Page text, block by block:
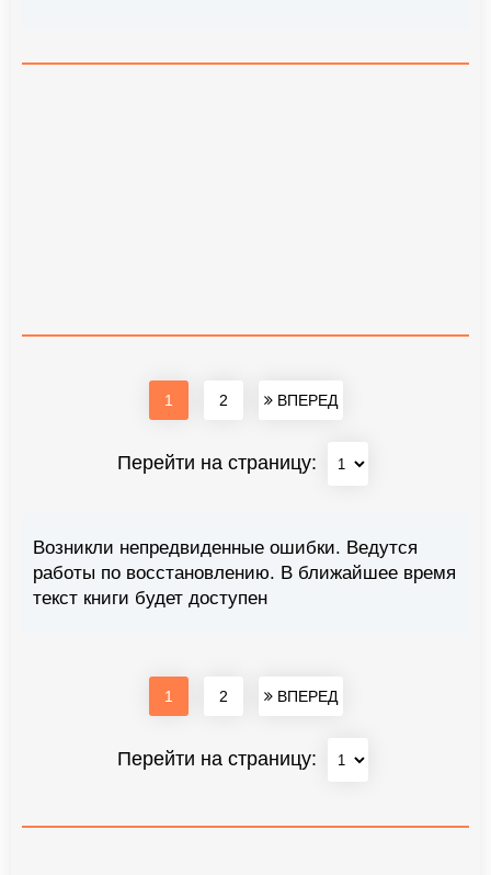
1 2 ВПЕРЕД
Перейти на страницу:
Возникли непредвиденные ошибки. Ведутся
работы по восстановлению. В ближайшее время
текст книги будет доступен
1 2 ВПЕРЕД
Перейти на страницу: